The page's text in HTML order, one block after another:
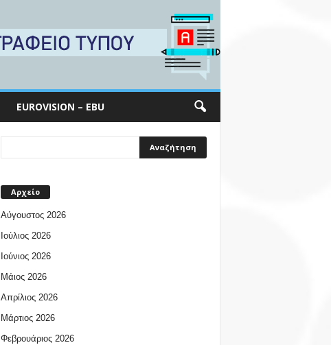
EUROVISION – EBU
Αρχείο
Αύγουστος 2026
Ιούλιος 2026
Ιούνιος 2026
Μάιος 2026
Απρίλιος 2026
Μάρτιος 2026
Φεβρουάριος 2026